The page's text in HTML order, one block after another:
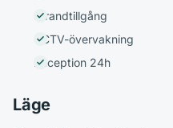
Strandtillgång
CCTV-övervakning
Reception 24h
Läge